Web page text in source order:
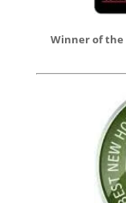
Winner of the